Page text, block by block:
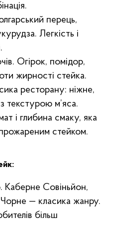
перець,
Легкість і
Огірок, помідор,
жирності стейка.
ресторану: ніжне,
текстурою м’яса.
і глибина смаку, яка
стейком.
Каберне Совіньйон,
— класика жанру.
більш